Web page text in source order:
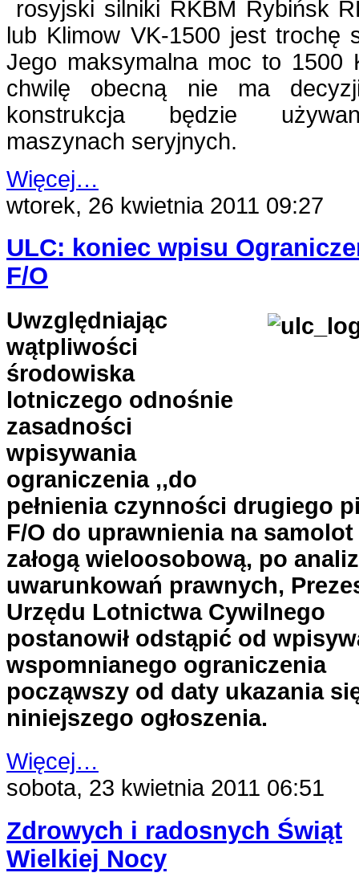
rosyjski silniki RKBM Rybińsk
lub Klimow VK-1500 jest trochę
Jego maksymalna moc to 1500
chwilę obecną nie ma
konstrukcja będzie
maszynach seryjnych.
Więcej…
wtorek, 26 kwietnia 2011 09:27
ULC: koniec wpisu
F/O
Uwzględniając
wątpliwości
środowiska
lotniczego odnośnie
zasadności
wpisywania
ograniczenia ,,do
pełnienia czynności drugiego
F/O do uprawnienia na samolot
załogą wieloosobową, po
uwarunkowań prawnych,
Urzędu Lotnictwa Cywilnego
postanowił odstąpić od
wspomnianego ograniczenia
począwszy od daty ukazania
niniejszego ogłoszenia.
Więcej…
sobota, 23 kwietnia 2011 06:51
Zdrowych i radosnych Świąt
Wielkiej Nocy